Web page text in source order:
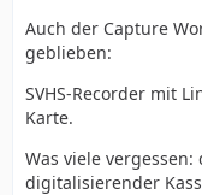
Auch der Capture
geblieben:
SVHS-Recorder mit
Karte.
Was viele
digitalisierender